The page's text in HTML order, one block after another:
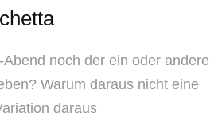
noch der ein oder andere
Warum daraus nicht eine
daraus